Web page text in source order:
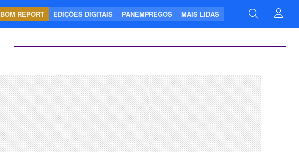
BOM REPORT EDIÇÕES DIGITAIS PANEMPREGOS MAIS LIDAS